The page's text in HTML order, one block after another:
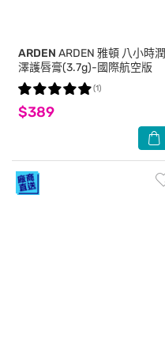
ARDEN ARDEN 雅頓 八小時潤
澤護唇膏(3.7g)-國際航空版
$389
(1)